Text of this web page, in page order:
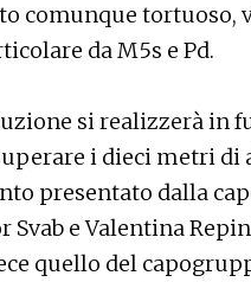
comunque
da M5s e Pd.
si realizzerà in
i dieci metri di
presentato dalla
e Valentina
quello del